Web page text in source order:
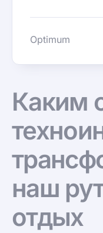
Optimum
Каким
наш
отдых